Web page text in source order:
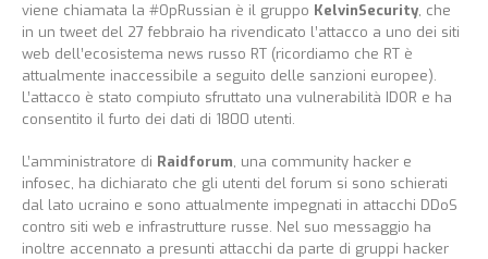
viene chiamata la #OpRussian è il gruppo KelvinSecurity, che
in un tweet del 27 febbraio ha rivendicato l’attacco a uno dei siti
web dell’ecosistema news russo RT (ricordiamo che RT è
attualmente inaccessibile a seguito delle sanzioni europee).
L’attacco è stato compiuto sfruttato una vulnerabilità IDOR e ha
consentito il furto dei dati di 1800 utenti.
L’amministratore di Raidforum, una community hacker e
infosec, ha dichiarato che gli utenti del forum si sono schierati
dal lato ucraino e sono attualmente impegnati in attacchi DDoS
contro siti web e infrastrutture russe. Nel suo messaggio ha
inoltre accennato a presunti attacchi da parte di gruppi hacker